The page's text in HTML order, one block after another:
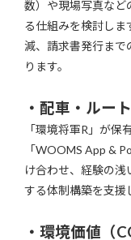
数）や現場写真など
る仕組みを検討しま
減、請求書発行まで
ります。
・配車・ルー
「環境将軍R」が保
「WOOMS App &
け合わせ、経験の浅
する体制構築を支援
・環境価値（